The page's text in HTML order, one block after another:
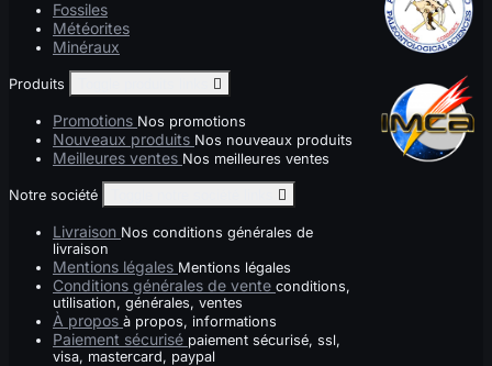
Fossiles
Météorites
Minéraux
Produits 
Promotions Nos promotions
Nouveaux produits Nos nouveaux produits
Meilleures ventes Nos meilleures ventes
Notre société 
Livraison Nos conditions générales de
livraison
Mentions légales Mentions légales
Conditions générales de vente conditions,
utilisation, générales, ventes
À propos à propos, informations
Paiement sécurisé paiement sécurisé, ssl,
visa, mastercard, paypal